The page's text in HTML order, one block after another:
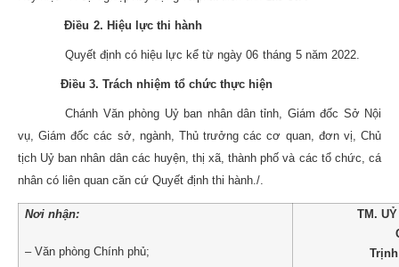
Điều 2. Hiệu lực thi hành
Quyết định có hiệu lực kể từ ngày 06 tháng 5 năm 2022
Điều 3. Trách nhiệm tổ chức thực hiện
Chánh Văn phòng Uỷ ban nhân dân tỉnh, Giám đốc Sở Nội
vụ, Giám đốc các sở, ngành, Thủ trưởng các cơ quan, đơn vị, Chủ
tịch Uỷ ban nhân dân các huyện, thị xã, thành phố và các tổ chức, cá
nhân có liên quan căn cứ Quyết định thi hành./.
Nơi nhận:
– Văn phòng Chính phủ;
TM.